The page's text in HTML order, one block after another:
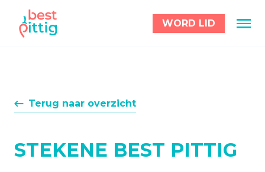
WORD LID
Terug naar overzicht
STEKENE BEST PITTIG